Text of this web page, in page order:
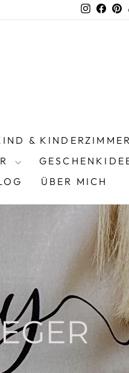
Instagram
& KINDERZIMMER
ÜBER MICH